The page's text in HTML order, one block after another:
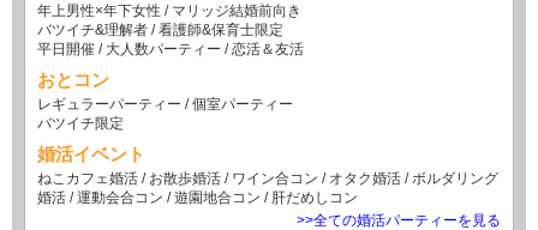
年上男性×年下女性 / マリッジ結婚前向き
バツイチ&理解者 /看護師&保育士限定
平日開催 / 大人数パーティー /恋活＆友活
おとコン
レギュラーパーティー /個室パーティー
バツイチ限定
婚活イベント
ねこカフェ婚活 / お散歩婚活 / ワイン合コン / オタク婚活 / ボルダリング
婚活 /運動会合コン /遊園地合コン / 肝だめしコン
>>全ての婚活パーティーを見る